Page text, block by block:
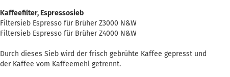
Kaffeefilter, Espressosieb
Filtersieb Espresso für Brüher Z3000 N&W
Filtersieb Espresso für Brüher Z4000 N&W
Durch dieses Sieb wird der frisch gebrühte Kaffee gepresst und
der Kaffee vom Kaffeemehl getrennt.